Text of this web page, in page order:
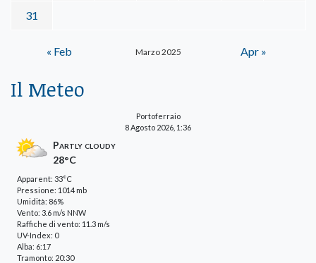
Marzo 2025
31
« Feb Apr »
Il Meteo
Portoferraio
8 Agosto 2026, 1:36
Partly cloudy
28°C
Apparent: 33°C
Pressione: 1014 mb
Umidità: 86%
Vento: 3.6 m/s NNW
Raffiche di vento: 11.3 m/s
UV-Index: 0
Alba: 6:17
Tramonto: 20:30